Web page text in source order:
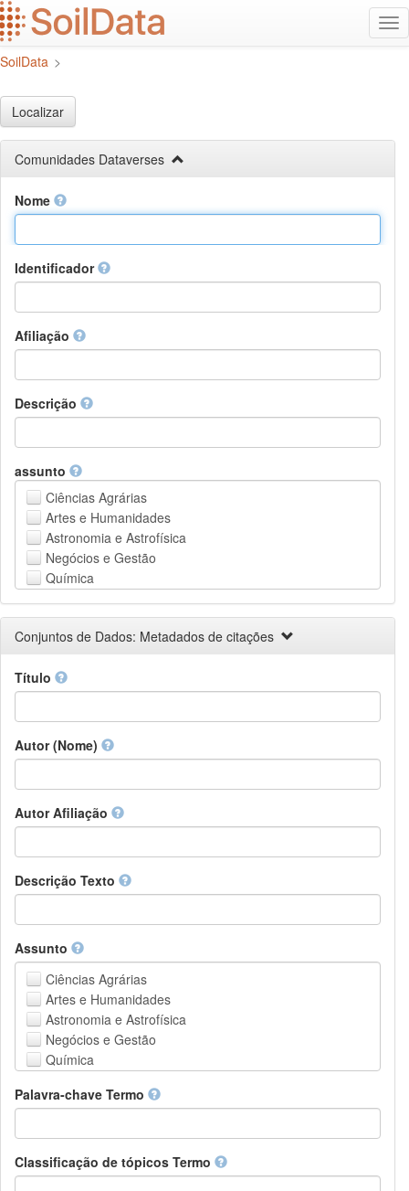
Ir
para
o
conteúdo
SoilData >
Localizar
Comunidades Dataverses
Nome
Identificador
Afiliação
Descrição
assunto
Ciências Agrárias
Artes e Humanidades
Astronomia e Astrofísica
Negócios e Gestão
Química
Ciências da Terra e do meio ambiente
Engenharia
Ciências matemáticas
Física
Ciências Sociais
Outros
Conjuntos de Dados: Metadados de citações
Título
Autor (Nome)
Autor Afiliação
Descrição Texto
Assunto
Ciências Agrárias
Artes e Humanidades
Astronomia e Astrofísica
Negócios e Gestão
Química
Ciências da Terra e do meio ambiente
Direito
Ciências matemáticas
Medicina, Saúde e Ciências da Vida
Palavra-chave Termo
Classificação de tópicos Termo